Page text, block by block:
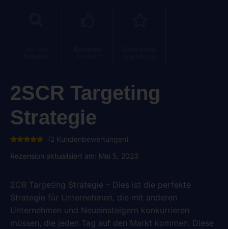
2SCR Targeting
Strategie
mit5.00
von 5,
(2 Kundenbewertungen)
Rezension aktualisiert am: Mai 5, 2023
2CR Targeting Strategie – Dies ist die perfekte
Strategie für Unternehmen, die mit anderen
Unternehmen und Neueinsteigern konkurrieren
müssen, die jeden Tag auf den Markt kommen. Diese